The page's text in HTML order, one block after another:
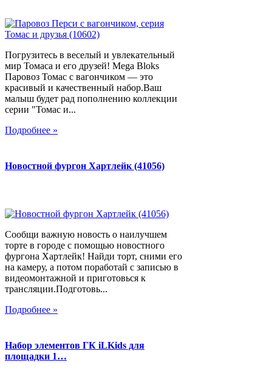
Погрузитесь в веселый и увлекательный
мир Томаса и его друзей! Mega Bloks
Паровоз Томас с вагончиком — это
красивый и качественный набор.Ваш
малыш будет рад пополнению коллекции
серии "Томас и...
Подробнее »
Новостной фургон Хартлейк (41056)
Сообщи важную новость о наилучшем
торте в городе с помощью новостного
фургона Хартлейк! Найди торт, сними его
на камеру, а потом поработай с записью в
видеомонтажной и приготовься к
трансляции.Подготовь...
Подробнее »
Набор элементов ГК iLKids для
площадки 1…